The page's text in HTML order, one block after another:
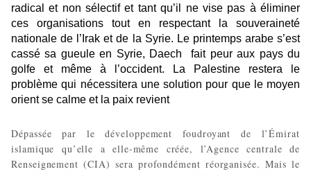
radical et non sélectif et tant qu’il ne vise pas à éliminer
ces organisations tout en respectant la souveraineté
nationale de l’Irak et de la Syrie. Le printemps arabe s’est
cassé sa gueule en Syrie, Daech fait peur aux pays du
golfe et même à l’occident. La Palestine restera le
problème qui nécessitera une solution pour que le moyen
orient se calme et la paix revient
Dépassée par le développement foudroyant de l’Émirat
islamique qu’elle a elle-même créée, l’Agence centrale de
Renseignement (CIA) sera profondément réorganisée. Mais le